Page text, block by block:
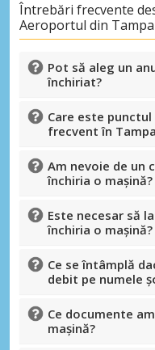
Întrebări frecvente
Aeroportul din Tampa
Pot să aleg un
închiriat?
Care este
frecvent în
Am nevoie de un
închiria o mașină?
Este necesar să
închiria o mașină?
Ce se întâmplă
debit pe numele
Ce documente
mașină?